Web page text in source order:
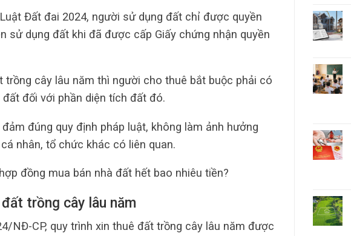
Đất đai 2024, người sử dụng đất chỉ được quyền
sử dụng đất khi đã được cấp Giấy chứng nhận quyền
trồng cây lâu năm thì người cho thuê bắt buộc phải có
đối với phần diện tích đất đó.
đúng quy định pháp luật, không làm ảnh hưởng
nhân, tổ chức khác có liên quan.
hợp đồng mua bán nhà đất hết bao nhiêu tiền?
trồng cây lâu năm
NĐ-CP, quy trình xin thuê đất trồng cây lâu năm được